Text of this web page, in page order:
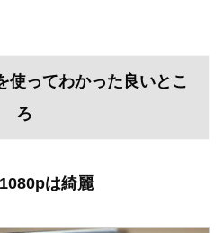
使ってわかった良いとこ
ろ
は綺麗